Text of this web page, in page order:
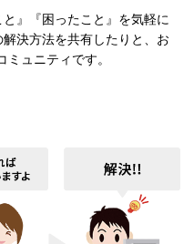
』『困ったこと』を気軽に
決方法を共有したりと、お
ュニティです。